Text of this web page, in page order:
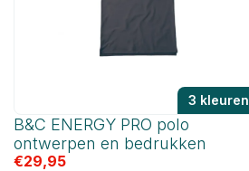
3 kleuren
B&C ENERGY PRO polo
ontwerpen en bedrukken
€29,95